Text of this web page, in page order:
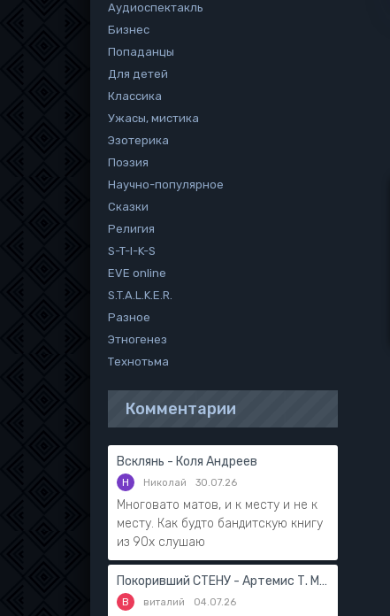
Аудиоспектакль
Бизнес
Попаданцы
Для детей
Классика
Ужасы, мистика
Эзотерика
Поэзия
Научно-популярное
Сказки
Религия
S-T-I-K-S
EVE online
S.T.A.L.K.E.R.
Разное
Этногенез
Технотьма
Комментарии
Всклянь - Коля Андреев
Н Николай 30.07.26
Многовато матов, и к месту и не к
месту. Как будто бандитскую книгу
из 90х слушаю
Покоривший СТЕНУ - Артемис Т. Мантикор
В виталий 04.07.26